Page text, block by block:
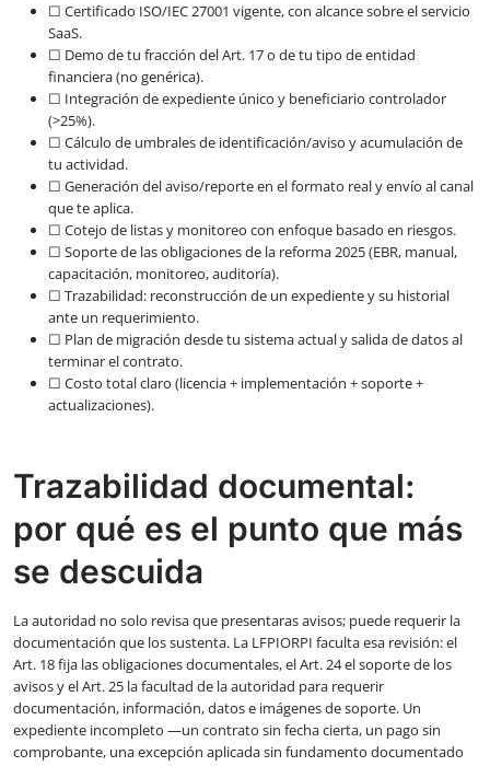
☐ Certificado ISO/IEC 27001 vigente, con alcance sobre el servicio
SaaS.
☐ Demo de tu fracción del Art. 17 o de tu tipo de entidad
financiera (no genérica).
☐ Integración de expediente único y beneficiario controlador
(>25%).
☐ Cálculo de umbrales de identificación/aviso y acumulación de
tu actividad.
☐ Generación del aviso/reporte en el formato real y envío al canal
que te aplica.
☐ Cotejo de listas y monitoreo con enfoque basado en riesgos.
☐ Soporte de las obligaciones de la reforma 2025 (EBR, manual,
capacitación, monitoreo, auditoría).
☐ Trazabilidad: reconstrucción de un expediente y su historial
ante un requerimiento.
☐ Plan de migración desde tu sistema actual y salida de datos al
terminar el contrato.
☐ Costo total claro (licencia + implementación + soporte +
actualizaciones).
Trazabilidad documental:
por qué es el punto que más
se descuida
La autoridad no solo revisa que presentaras avisos; puede requerir la
documentación que los sustenta. La LFPIORPI faculta esa revisión: el
Art. 18 fija las obligaciones documentales, el Art. 24 el soporte de los
avisos y el Art. 25 la facultad de la autoridad para requerir
documentación, información, datos e imágenes de soporte. Un
expediente incompleto —un contrato sin fecha cierta, un pago sin
comprobante, una excepción aplicada sin fundamento documentado